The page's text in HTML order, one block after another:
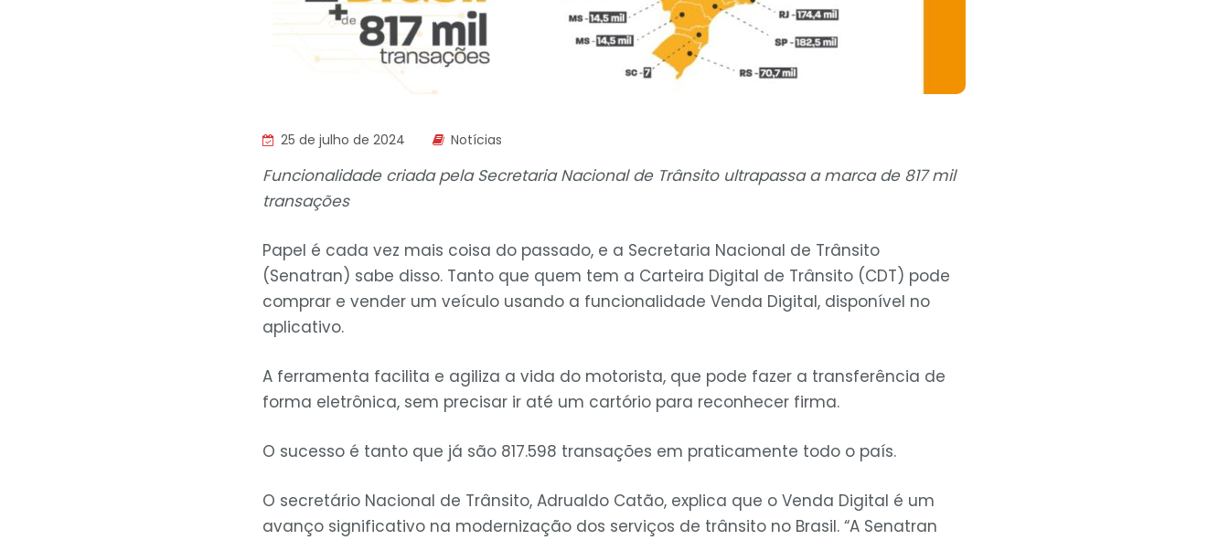
25 de julho de 2024 Notícias
Funcionalidade criada pela Secretaria Nacional de Trânsito ultrapassa a marca de 817 mil
transações
Papel é cada vez mais coisa do passado, e a Secretaria Nacional de Trânsito
(Senatran) sabe disso. Tanto que quem tem a Carteira Digital de Trânsito (CDT) pode
comprar e vender um veículo usando a funcionalidade Venda Digital, disponível no
aplicativo.
A ferramenta facilita e agiliza a vida do motorista, que pode fazer a transferência de
forma eletrônica, sem precisar ir até um cartório para reconhecer firma.
O sucesso é tanto que já são 817.598 transações em praticamente todo o país.
O secretário Nacional de Trânsito, Adrualdo Catão, explica que o Venda Digital é um
avanço significativo na modernização dos serviços de trânsito no Brasil. “A Senatran